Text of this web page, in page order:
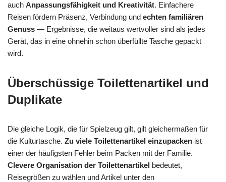
auch Anpassungsfähigkeit und Kreativität. Einfachere
Reisen fördern Präsenz, Verbindung und echten familiären
Genuss — Ergebnisse, die weitaus wertvoller sind als jedes
Gerät, das in eine ohnehin schon überfüllte Tasche gepackt
wird.
Überschüssige Toilettenartikel und
Duplikate
Die gleiche Logik, die für Spielzeug gilt, gilt gleichermaßen für
die Kulturtasche. Zu viele Toilettenartikel einzupacken ist
einer der häufigsten Fehler beim Packen mit der Familie.
Clevere Organisation der Toilettenartikel bedeutet,
Reisegrößen zu wählen und Artikel unter den